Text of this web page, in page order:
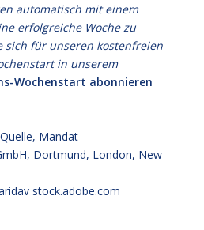
automatisch mit einem
erfolgreiche Woche zu
sich für unseren kostenfreien
in unserem
Wochenstart abonnieren
, Mandat
Dortmund, London, New
stock.adobe.com